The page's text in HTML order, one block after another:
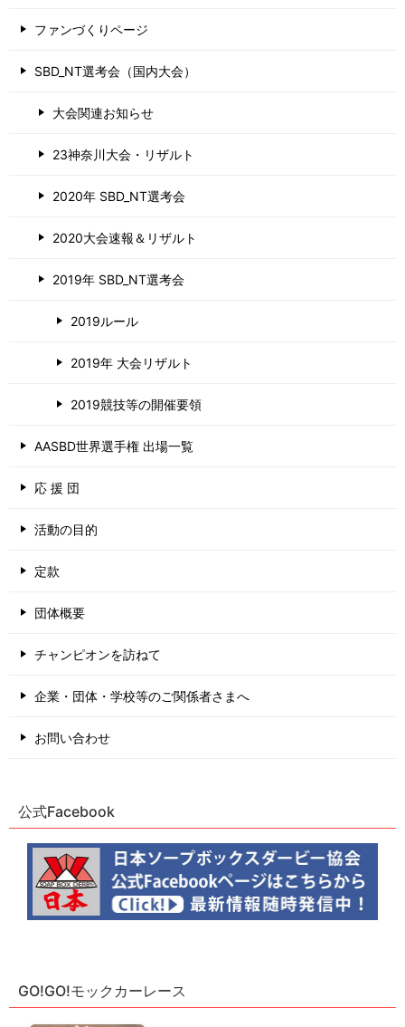
ファンづくりページ
SBD_NT選考会（国内大会）
大会関連お知らせ
23神奈川大会・リザルト
2020年 SBD_NT選考会
2020大会速報＆リザルト
2019年 SBD_NT選考会
2019ルール
2019年 大会リザルト
2019競技等の開催要領
AASBD世界選手権 出場一覧
応 援 団
活動の目的
定款
団体概要
チャンピオンを訪ねて
企業・団体・学校等のご関係者さまへ
お問い合わせ
公式Facebook
GO!GO!モックカーレース